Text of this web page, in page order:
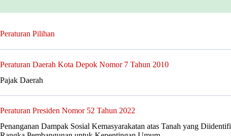
Peraturan Pilihan
Peraturan Daerah Kota Depok Nomor 7 Tahun 2010
Pajak Daerah
Peraturan Presiden Nomor 52 Tahun 2022
Penanganan Dampak Sosial Kemasyarakatan atas Tanah yang